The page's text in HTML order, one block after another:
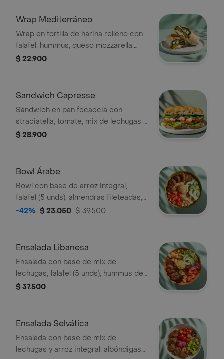
Wrap Mediterráneo
Wrap en tortilla de harina relleno con
falafel, hummus, queso mozzarella,
queso feta, espinaca, pepino, cebolla
$ 22.900
Sandwich Capresse
Sándwich en pan focaccia con
straciatella, tomate, mix de lechugas y
pesto.
$ 28.900
Bowl Árabe
Bowl con base de arroz integral,
falafel (5 unds), almendras fileteadas,
tomate, pepino, hummus y perejil.
-42% $ 23.050 $ 39.500
Ensalada Libanesa
Ensalada con base de mix de
lechugas, falafel (5 unds), hummus de
garbanzo, queso feta, tomate cherry,
$ 37.500
Ensalada Selvática
Ensalada con base de mix de
lechugas y arroz integral, albóndigas